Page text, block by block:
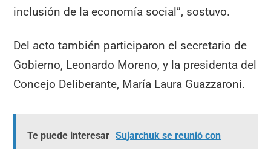
inclusión de la economía social”, sostuvo.
Del acto también participaron el secretario de
Gobierno, Leonardo Moreno, y la presidenta del
Concejo Deliberante, María Laura Guazzaroni.
Te puede interesar Sujarchuk se reunió con